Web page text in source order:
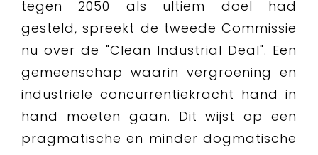
tegen 2050 als ultiem doel had
gesteld, spreekt de tweede Commissie
nu over de "Clean Industrial Deal". Een
gemeenschap waarin vergroening en
industriële concurrentiekracht hand in
hand moeten gaan. Dit wijst op een
pragmatische en minder dogmatische